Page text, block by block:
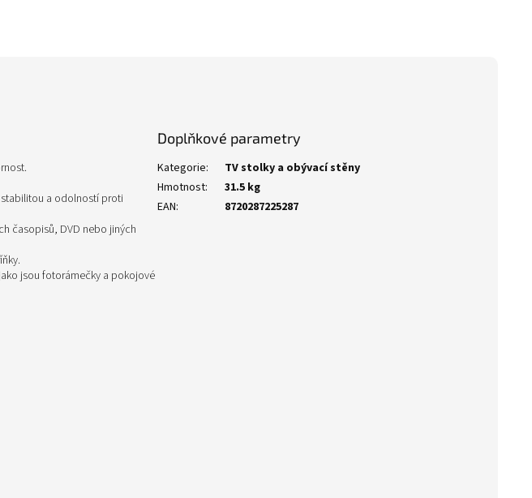
a odolností proti
časopisů, DVD nebo jiných
jsou fotorámečky a pokojové
Doplňkové parametry
Kategorie:
TV stolky a obývací stěny
Hmotnost:
31.5 kg
EAN: 8720287225287